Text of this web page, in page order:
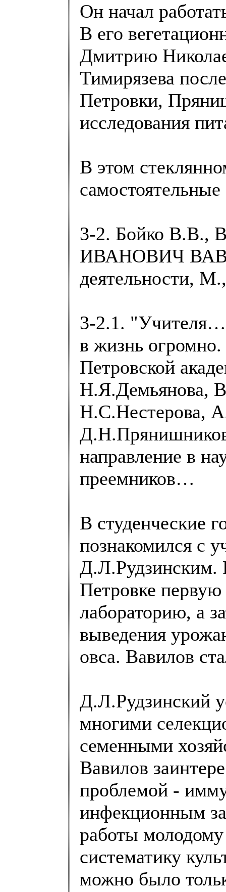
Он начал
В его
Дмитрию
Тимирязева
Петровки,
исследования
В этом
3-2. Бойко В.В.,
ИВАНОВИЧ
деятельности,
3-2.1. "Учителя…
в жизнь
Петровской
Н.Я.Демьянова,
Н.С.Нестерова,
направление в
преемников…
В студенческие
познакомился с
Д.Л.Рудзинским.
Петровке
лабораторию, а
выведения
овса. Вавилов
Д.Л.Рудзинский
многими
семенными
Вавилов
проблемой -
инфекционным
работы молодому
систематику
можно было